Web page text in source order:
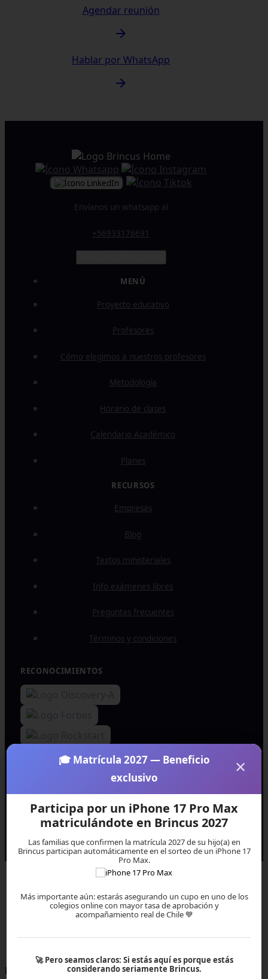
Agendar reunión
Hablar por WhatsApp
Envíanos un whatsapp al
+56933176691
MENÚ
Proyecto educativo
Profesores
Cómo elegimos a nuestros profesores
Metodología
Horario de clases
Calendario Académico
Planes
Empresas
Blog
Textos ministeriales
Info exámenes libres
Preguntas frecuentes
Términos y condiciones
RECONOCIMIENTOS
Todos los derechos reservados © 2027 EVEREST EDTECH
Rut o Email
×
🎓 Matrícula 2027 — Beneficio
exclusivo
Participa por un iPhone 17 Pro Max
matriculándote en Brincus 2027
Las familias que confirmen la matrícula 2027 de su hijo(a) en
Brincus participan automáticamente en el sorteo de un iPhone 17
Pro Max.
Más importante aún: estarás asegurando un cupo en uno de los
colegios online con mayor tasa de aprobación y
acompañamiento real de Chile 💙
🚀Pero seamos claros: Si estás aquí es porque estás
considerando seriamente Brincus.